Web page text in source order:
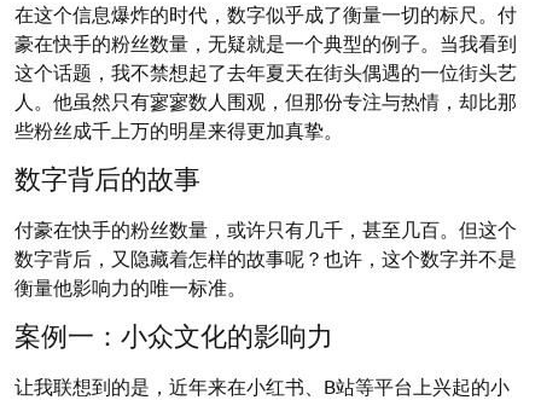
在这个信息爆炸的时代，数字似乎成了衡量一切的标尺。付
豪在快手的粉丝数量，无疑就是一个典型的例子。当我看到
这个话题，我不禁想起了去年夏天在街头偶遇的一位街头艺
人。他虽然只有寥寥数人围观，但那份专注与热情，却比那
些粉丝成千上万的明星来得更加真挚。
数字背后的故事
付豪在快手的粉丝数量，或许只有几千，甚至几百。但这个
数字背后，又隐藏着怎样的故事呢？也许，这个数字并不是
衡量他影响力的唯一标准。
案例一：小众文化的影响力
让我联想到的是，近年来在小红书、B站等平台上兴起的小